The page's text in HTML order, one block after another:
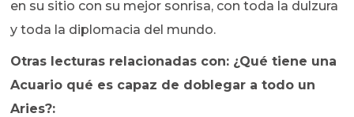
en su sitio con su mejor sonrisa, con toda la dulzura
y toda la diplomacia del mundo.
Otras lecturas relacionadas con: ¿Qué tiene una
Acuario qué es capaz de doblegar a todo un
Aries?: